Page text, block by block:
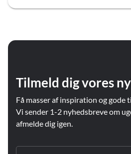
Tilmeld dig vores
Få masser af inspiration og gode
Vi sender 1-2 nyhedsbreve om
afmelde dig igen.